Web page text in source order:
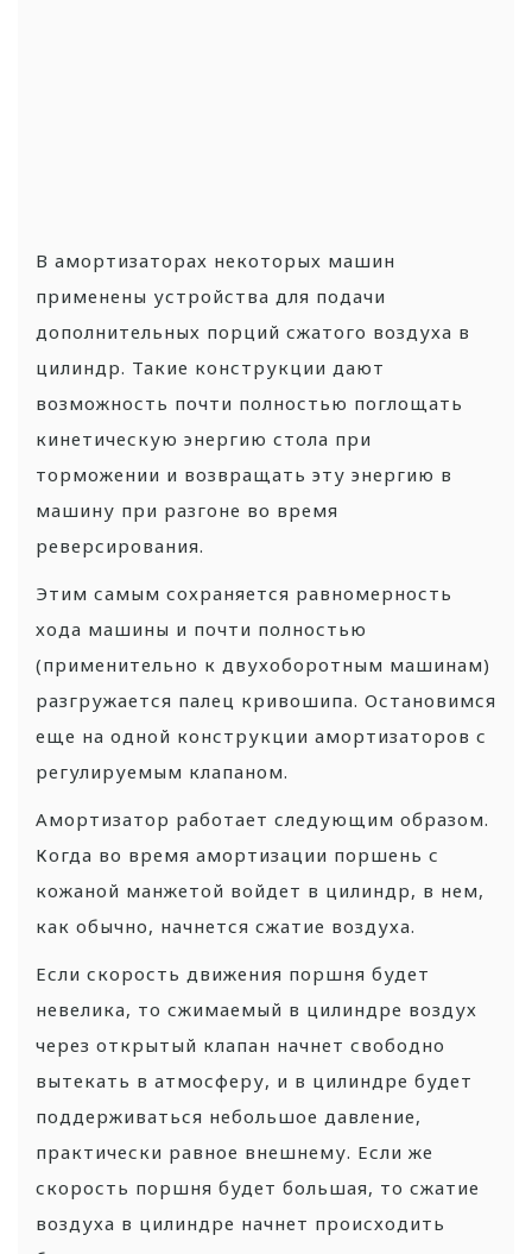
В амортизаторах некоторых машин
применены устройства для подачи
дополнительных порций сжатого воздуха в
цилиндр. Такие конструкции дают
возможность почти полностью поглощать
кинетическую энергию стола при
торможении и возвращать эту энергию в
машину при разгоне во время
реверсирования.
Этим самым сохраняется равномерность
хода машины и почти полностью
(применительно к двухоборотным машинам)
разгружается палец кривошипа. Остановимся
еще на одной конструкции амортизаторов с
регулируемым клапаном.
Амортизатор работает следующим образом.
Когда во время амортизации поршень с
кожаной манжетой войдет в цилиндр, в нем,
как обычно, начнется сжатие воздуха.
Если скорость движения поршня будет
невелика, то сжимаемый в цилиндре воздух
через открытый клапан начнет свободно
вытекать в атмосферу, и в цилиндре будет
поддерживаться небольшое давление,
практически равное внешнему. Если же
скорость поршня будет большая, то сжатие
воздуха в цилиндре начнет происходить